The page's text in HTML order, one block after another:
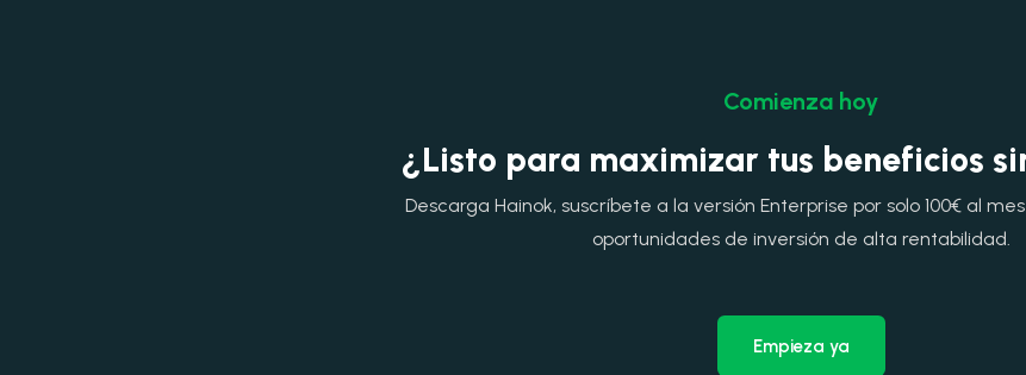
Comienza hoy
¿Listo para maximizar tus beneficios
Descarga Hainok, suscríbete a la versión Enterprise por solo 100€ al
oportunidades de inversión de alta rentabilidad.
Empieza ya